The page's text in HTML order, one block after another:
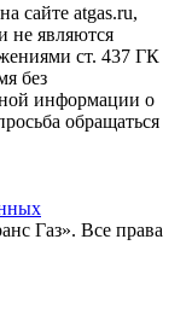
atgas.ru,
не являются
ст. 437 ГК
без
информации о
обращаться
Газ». Все права